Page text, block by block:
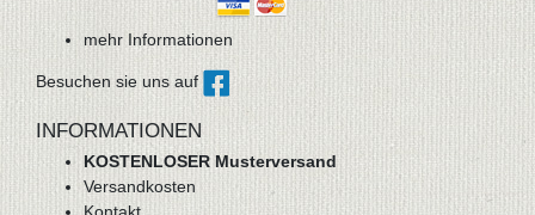
mehr Informationen
Besuchen sie uns auf
INFORMATIONEN
KOSTENLOSER Musterversand
Versandkosten